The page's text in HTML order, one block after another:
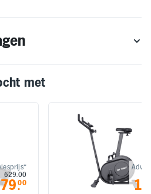
met
629.00
.00